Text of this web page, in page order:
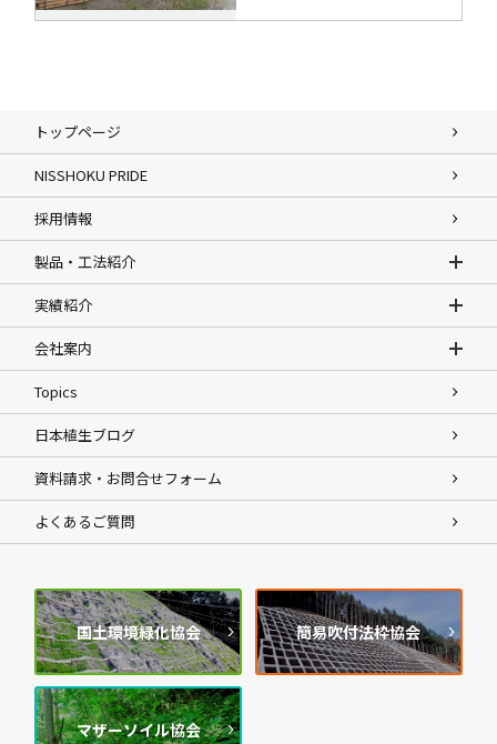
トップページ
NISSHOKU PRIDE
採用情報
製品・工法紹介
実績紹介
会社案内
Topics
日本植生ブログ
資料請求・お問合せフォーム
よくあるご質問
国土環境緑化協会 簡易吹付法枠協会
マザーソイル協会